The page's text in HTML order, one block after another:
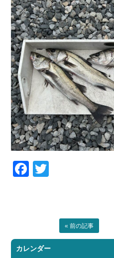
採用情報
Recruit
Facebook
« 前の記事
カレンダー